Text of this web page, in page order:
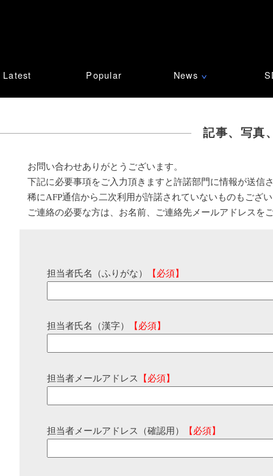
Latest Popular News ∨
記事、写真
お問い合わせありがとうございます。
下記に必要事項をご入力頂きますと許諾部門に情報が送信
稀にAFP通信から二次利用が許諾されていないものもござ
ご連絡の必要な方は、お名前、ご連絡先メールアドレスを
担当者氏名（ふりがな） 【必須】
担当者氏名（漢字） 【必須】
担当者メールアドレス 【必須】
担当者メールアドレス（確認用） 【必須】